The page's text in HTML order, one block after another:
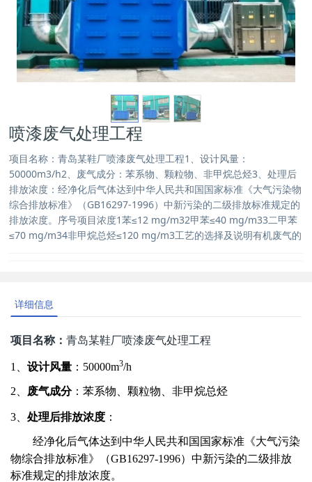
喷漆废气处理工程
项目名称：青岛某鞋厂喷漆废气处理工程1、设计风量：
50000m3/h2、废气成分：苯系物、颗粒物、非甲烷总烃3、处理后
排放浓度：经净化后气体达到中华人民共和国国家标准《大气污染物
综合排放标准》（GB16297-1996）中新污染的二级排放标准规定的
排放浓度。序号项目浓度1苯≤12 mg/m32甲苯≤40 mg/m33二甲苯
≤70 mg/m34非甲烷总烃≤120 mg/m3工艺的选择及说明有机废气的
详细信息
项目名称： 青岛某鞋厂喷漆废气处理工程
1 设计风量 ： 50000m3/h
2、 废气成分：苯系物、颗粒物、非甲烷总烃
3 处理后排放浓度 ：
经净化后气体达到中华人民共和国国家标准《大气污染
物综合排放标准》（GB16297-1996）中新污染的二级排放
标准规定的排放浓度。